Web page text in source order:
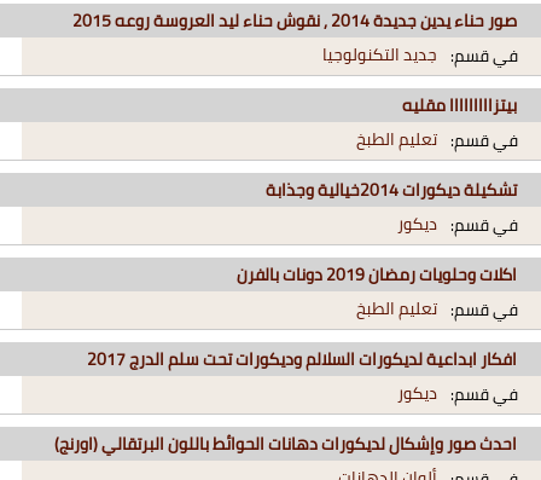
صور حناء يدين جديدة 2014 , نقوش حناء ليد العروسة روعه 2015
في قسم: جديد التكنولوجيا
بيتزااااااااا مقليه
في قسم: تعليم الطبخ
تشكيلة ديكورات 2014خيالية وجذابة
في قسم: ديكور
اكلات وحلويات رمضان 2019 دونات بالفرن
في قسم: تعليم الطبخ
افكار ابداعية لديكورات السلالم وديكورات تحت سلم الدرج 2017
في قسم: ديكور
احدث صور وإشكال لديكورات دهانات الحوائط باللون البرتقالي (اورنج)